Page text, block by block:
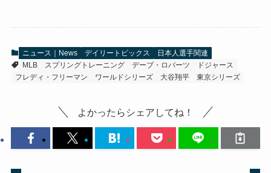
ニュース｜News デイリートピックス
日本人選手関連
MLB
スプリングトレーニング デーブ・ロバーツ
ドジャース
フレディ・フリーマン
ワールドシリーズ 大谷翔平 東京シリーズ
よかったらシェアしてね！